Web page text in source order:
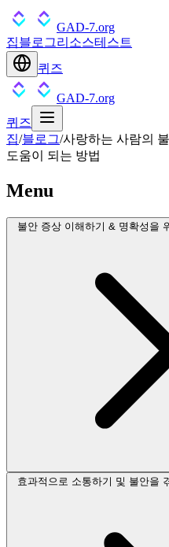
GAD-7.org
집블로그리소스테스트
퀴즈
GAD-7.org
퀴즈
집/블로그/사랑하는 사람의
도움이 되는 방법
Menu
불안 증상 이해하기 & 명확성을
효과적으로 소통하기 및 불안을